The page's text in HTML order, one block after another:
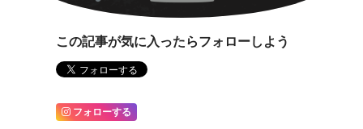
この記事が気に入ったらフォローしよう
フォローする